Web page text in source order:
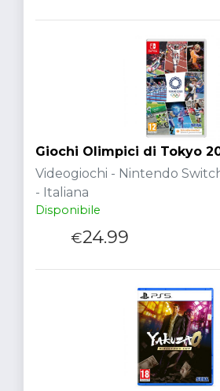
Giochi Olimpici di Tokyo
Videogiochi - Nintendo
- Italiana
Disponibile
€24.99